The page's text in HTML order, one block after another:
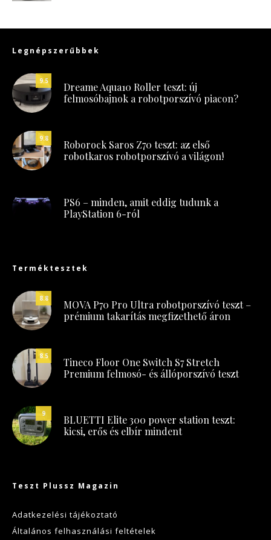
Legnépszerűbbek
9.5
Dreame Aqua10 Roller teszt: új
felmosóbajnok a robotporszívó piacon?
9.8
Roborock Saros Z70 teszt: az első
robotkaros robotporszívó a világon!
PS6 – minden, amit eddig tudunk a
PlayStation 6-ról
Terméktesztek
8.8
MOVA P70 Pro Ultra robotporszívó teszt –
prémium takarítás megfizethető áron
8.5
Tineco Floor One Switch S7 Stretch
Premium felmosó- és állóporszívó teszt
9
BLUETTI Elite 300 power station teszt:
kicsi, erős és elbír mindent
Teszt Plussz Magazin
Adatkezelési tájékoztató
Általános felhasználási feltételek